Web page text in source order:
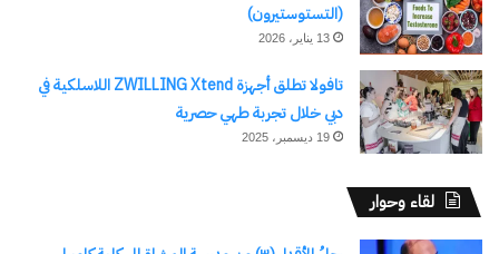
(التستوستيرون)
13 يناير، 2026
تافولا تطلق أجهزة ZWILLING Xtend اللاسلكية في
دبي خلال تجربة طهي حصرية
19 ديسمبر، 2025
لقاء وحوار